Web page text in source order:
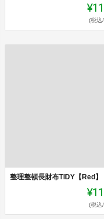
(税込
整理整頓長財布TIDY【Red】
(税込